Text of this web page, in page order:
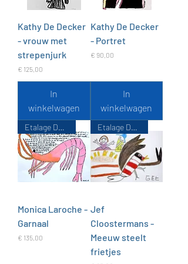
Kathy De Decker
- vrouw met
strepenjurk
Prijs
€ 125,00
In
winkelwagen
Kathy De Decker
- Portret
Prijs
€ 90,00
In
winkelwagen
Etalage De Zondvloed
Monica Laroche -
Garnaal
Prijs
€ 135,00
Etalage De Zondvloed
Jef
Cloostermans -
Meeuw steelt
frietjes